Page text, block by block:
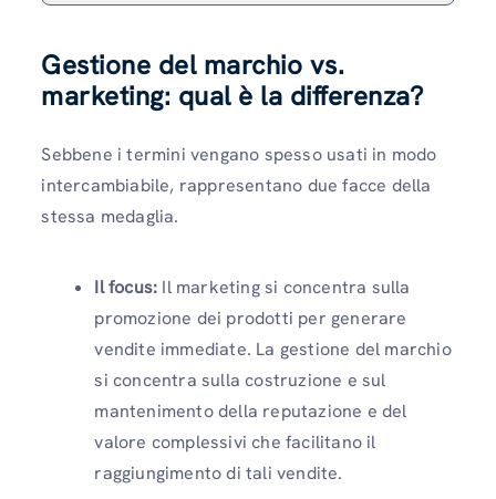
Gestione del marchio vs.
marketing: qual è la differenza?
Sebbene i termini vengano spesso usati in modo
intercambiabile, rappresentano due facce della
stessa medaglia.
Il focus: Il marketing si concentra sulla
promozione dei prodotti per generare
vendite immediate. La gestione del marchio
si concentra sulla costruzione e sul
mantenimento della reputazione e del
valore complessivi che facilitano il
raggiungimento di tali vendite.